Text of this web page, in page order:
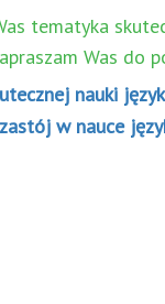
tematyka
Was do
nauki
w nauce